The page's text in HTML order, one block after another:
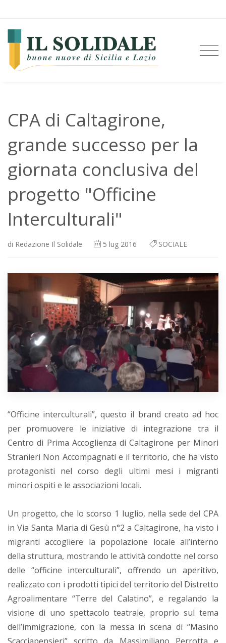
CPA di Caltagirone,
grande successo per la
giornata conclusiva del
progetto "Officine
Interculturali"
di Redazione Il Solidale 5 lug 2016 SOCIALE
“Officine interculturali”, questo il brand creato ad hoc
per promuovere le iniziative di integrazione tra il
Centro di Prima Accoglienza di Caltagirone per Minori
Stranieri Non Accompagnati e il territorio, che ha visto
protagonisti nel corso degli ultimi mesi i migranti
minori ospiti e le associazioni locali.
Un progetto, che lo scorso 1 luglio, nella sede del CPA
in Via Santa Maria di Gesù n°2 a Caltagirone, ha visto i
migranti accogliere la popolazione locale all’interno
della struttura, mostrando le attività condotte nel corso
delle “officine interculturali”, offrendo un aperitivo,
realizzato con i prodotti tipici del territorio del Distretto
Agroalimentare “Terre del Calatino”, e regalando la
visione di uno spettacolo teatrale, proprio sul tema
dell’immigrazione, con la messa in scena di “Masino